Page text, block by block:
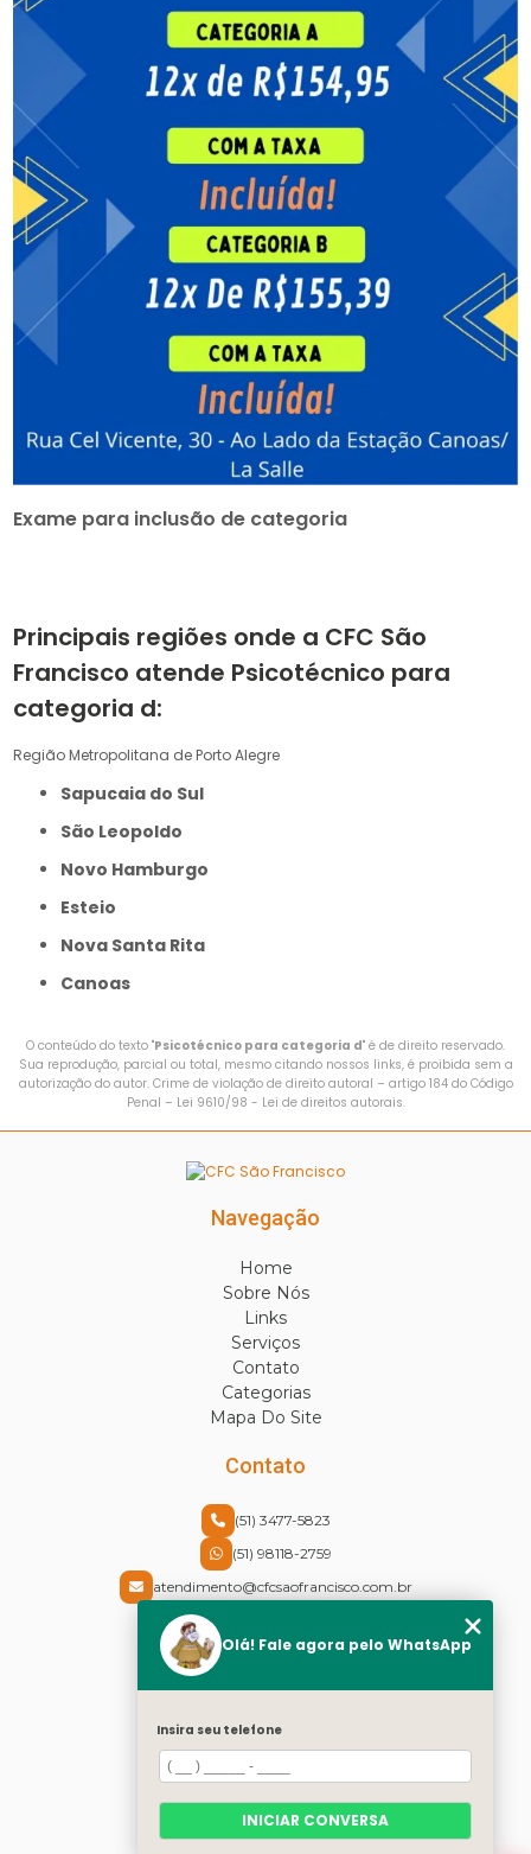
Exame para inclusão de categoria
Principais regiões onde a CFC São
Francisco atende Psicotécnico para
categoria d:
Região Metropolitana de Porto Alegre
Sapucaia do Sul
São Leopoldo
Novo Hamburgo
Esteio
Nova Santa Rita
Canoas
O conteúdo do texto "Psicotécnico para categoria d" é de direito reservado.
Sua reprodução, parcial ou total, mesmo citando nossos links, é proibida sem a
autorização do autor. Crime de violação de direito autoral – artigo 184 do Código
Penal – Lei 9610/98 - Lei de direitos autorais.
Navegação
Home
Sobre Nós
Links
Serviços
Contato
Categorias
Mapa Do Site
Contato
(51) 3477-5823
(51) 98118-2759
atendimento@cfcsaofrancisco.com.br
Rua Cel Vicente, 30 - Centro
Canoas - RS - CEP: 92310-430
Redes Sociais
Facebook
Olá! Fale agora pelo WhatsApp
Insira seu telefone
INICIAR CONVERSA